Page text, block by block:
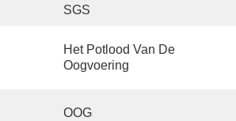
SGS
Het Potlood Van De
Oogvoering
OOG